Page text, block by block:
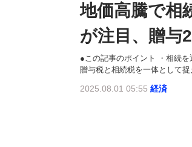
地価高騰で相
が注目、贈与
●この記事のポイント ・相続
贈与税と相続税を一体として捉
2025.08.01 05:55 経済